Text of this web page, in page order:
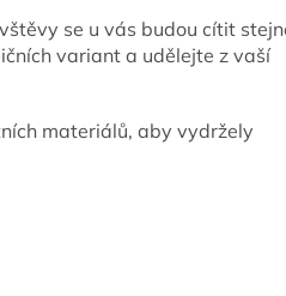
se u vás budou cítit
variant a udělejte z vaší
materiálů, aby vydržely